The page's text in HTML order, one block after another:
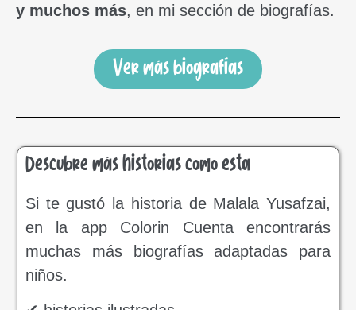
y muchos más, en mi sección de biografías.
Ver más biografías
Descubre más historias como esta
Si te gustó la historia de Malala Yusafzai,
en la app Colorin Cuenta encontrarás
muchas más biografías adaptadas para
niños.